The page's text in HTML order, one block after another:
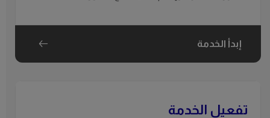
إبدأ الخدمة
تفعيل الخدمة